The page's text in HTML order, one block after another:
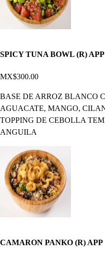
SPICY TUNA BOWL (R) APP
MX$300.00
BASE DE ARROZ BLANCO
AGUACATE, MANGO,
TOPPING DE CEBOLLA
ANGUILA
CAMARON PANKO (R) APP